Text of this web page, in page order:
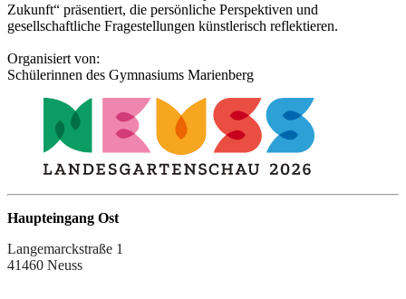
Zukunft“ präsentiert, die persönliche Perspektiven und
gesellschaftliche Fragestellungen künstlerisch reflektieren.
Organisiert von:
Schülerinnen des Gymnasiums Marienberg
Haupteingang Ost
Langemarckstraße 1
41460 Neuss